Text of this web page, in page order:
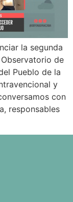
la segunda
de
Pueblo de la
y
con
responsables